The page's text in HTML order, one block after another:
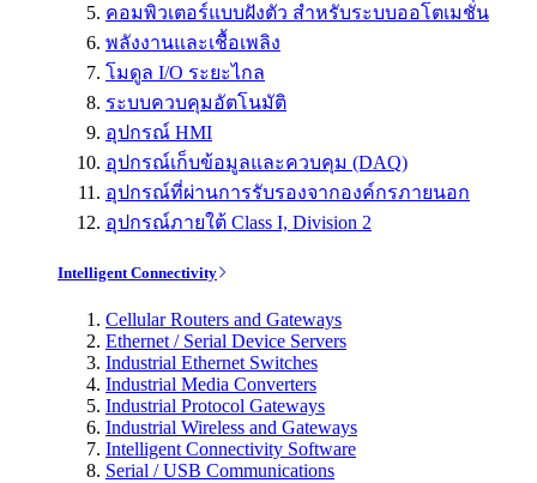
คอมพิวเตอร์แบบฝังตัว สำหรับระบบออโตเมชั่น
พลังงานและเชื้อเพลิง
โมดูล I/O ระยะไกล
ระบบควบคุมอัตโนมัติ
อุปกรณ์ HMI
อุปกรณ์เก็บข้อมูลและควบคุม (DAQ)
อุปกรณ์ที่ผ่านการรับรองจากองค์กรภายนอก
อุปกรณ์ภายใต้ Class I, Division 2
Intelligent Connectivity
Cellular Routers and Gateways
Ethernet / Serial Device Servers
Industrial Ethernet Switches
Industrial Media Converters
Industrial Protocol Gateways
Industrial Wireless and Gateways
Intelligent Connectivity Software
Serial / USB Communications